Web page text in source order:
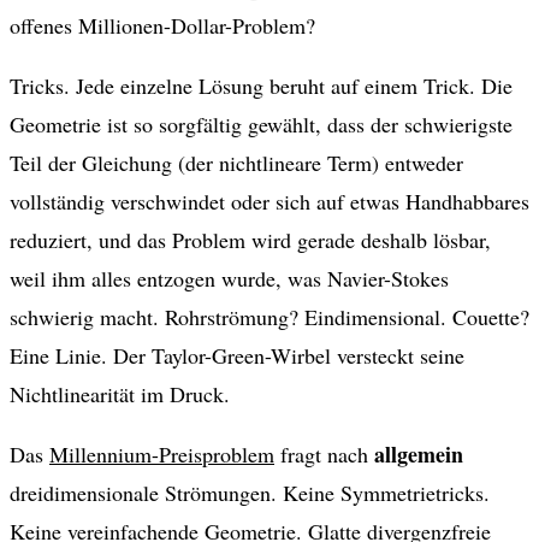
offenes Millionen-Dollar-Problem?
Tricks. Jede einzelne Lösung beruht auf einem Trick. Die
Geometrie ist so sorgfältig gewählt, dass der schwierigste
Teil der Gleichung (der nichtlineare Term) entweder
vollständig verschwindet oder sich auf etwas Handhabbares
reduziert, und das Problem wird gerade deshalb lösbar,
weil ihm alles entzogen wurde, was Navier-Stokes
schwierig macht. Rohrströmung? Eindimensional. Couette?
Eine Linie. Der Taylor-Green-Wirbel versteckt seine
Nichtlinearität im Druck.
Das Millennium-Preisproblem fragt nach allgemein
dreidimensionale Strömungen. Keine Symmetrietricks.
Keine vereinfachende Geometrie. Glatte divergenzfreie